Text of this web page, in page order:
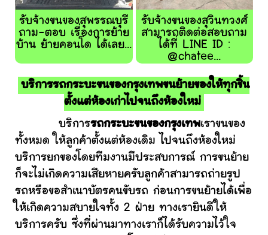
รับจ้างขนของสุพรรณบุรี
ถาม-ตอบ เรื่องการย้าย
บ้าน ย้ายคอนโด ได้เลย...
รับจ้างขนของสุวินทวงศ์
สามารถติดต่อสอบถาม
ได้ที่ LINE ID :
@chatee...
บริการรถกระบะขนของกรุงเทพขนย้ายของให้ทุกชิ้น
ตั้งแต่ห้องเก่าไปจนถึงห้องใหม่
บริการรถกระบะขนของกรุงเทพเราขนของ
ทั้งหมด ให้ลูกค้าตั้งแต่ห้องเดิม ไปจนถึงห้องใหม่
บริการยกของโดยทีมงานมีประสบการณ์ การขนย้าย
ก็จะไม่เกิดความเสียหายครับลูกค้าสามารถถ่ายรูป
รถหรือขอสำเนาบัตรคนขับรถ ก่อนการขนย้ายได้เพื่อ
ให้เกิดความสบายใจทั้ง 2 ฝ่าย ทางเรายินดีให้
บริการครับ ซึ่งที่ผ่านมาทางเราก็ได้รับความไว้ใจ